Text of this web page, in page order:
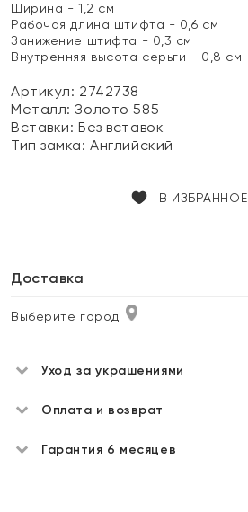
Ширина - 1,2 см
Рабочая длина штифта - 0,6 см
Занижение штифта - 0,3 см
Внутренняя высота серьги - 0,8 см
Артикул: 2742738
Металл:Золото 585
Вставки:Без вставок
Тип замка:Английский
В ИЗБРАННОЕ
Доставка
Выберите город
Уход за украшениями
Оплата и возврат
Гарантия 6 месяцев